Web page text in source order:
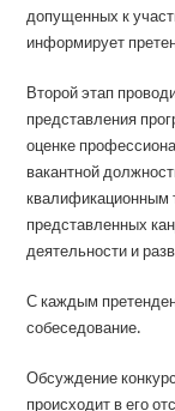
допущенных к
информирует
Второй этап
представления
оценке
вакантной
квалификационным
представленных
деятельности и
С каждым
собеседование.
Обсуждение
происходит в его